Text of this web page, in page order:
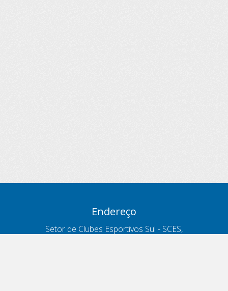
Endereço
Setor de Clubes Esportivos Sul - SCES,